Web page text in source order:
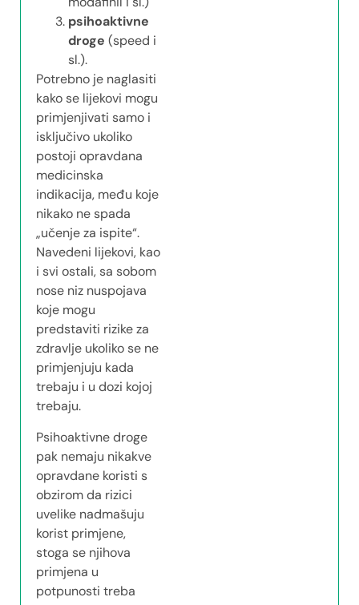
psihoaktivne
droge (speed i
sl.).
Potrebno je naglasiti
kako se lijekovi mogu
primjenjivati samo i
isključivo ukoliko
postoji opravdana
medicinska
indikacija, među koje
nikako ne spada
„učenje za ispite“.
Navedeni lijekovi, kao
i svi ostali, sa sobom
nose niz nuspojava
koje mogu
predstaviti rizike za
zdravlje ukoliko se ne
primjenjuju kada
trebaju i u dozi kojoj
trebaju.
Psihoaktivne droge
pak nemaju nikakve
opravdane koristi s
obzirom da rizici
uvelike nadmašuju
korist primjene,
stoga se njihova
primjena u
potpunosti treba